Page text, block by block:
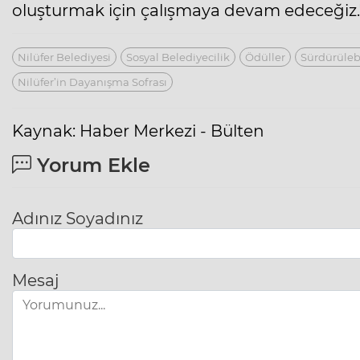
oluşturmak için çalışmaya devam
Nilüfer Belediyesi Sosyal Belediyecilik Ödüller
Nilüfer’in Dayanışma Sofrası
Kaynak: Haber Merkezi - Bülten
Yorum Ekle
Adınız Soyadınız
Mesaj